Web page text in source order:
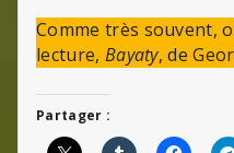
Comme très souvent,
lecture, Bayaty, de
Partager :